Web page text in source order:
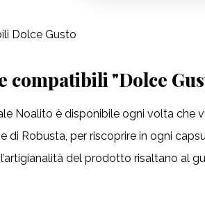
Dolce Gusto
compatibili "Dolce
Noalito è disponibile ogni volta
di Robusta, per riscoprire in ogni
del prodotto risaltano al